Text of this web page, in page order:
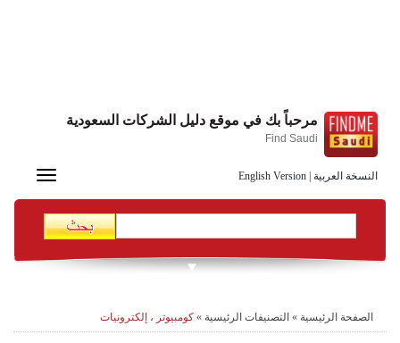
النسخة العربية English Version
مرحباً بك في موقع دليل الشركات السعودية
Find Saudi
Toggle
الصفحة الرئيسية » التصنيفات الرئيسية » كومبيوتر ، إلكترونيات